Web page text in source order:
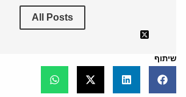
All Posts
שיתוף